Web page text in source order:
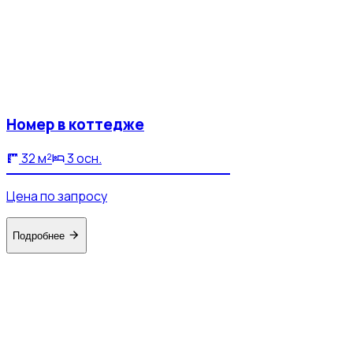
Номер в коттедже
32 м² 3 осн.
Цена по запросу
Подробнее